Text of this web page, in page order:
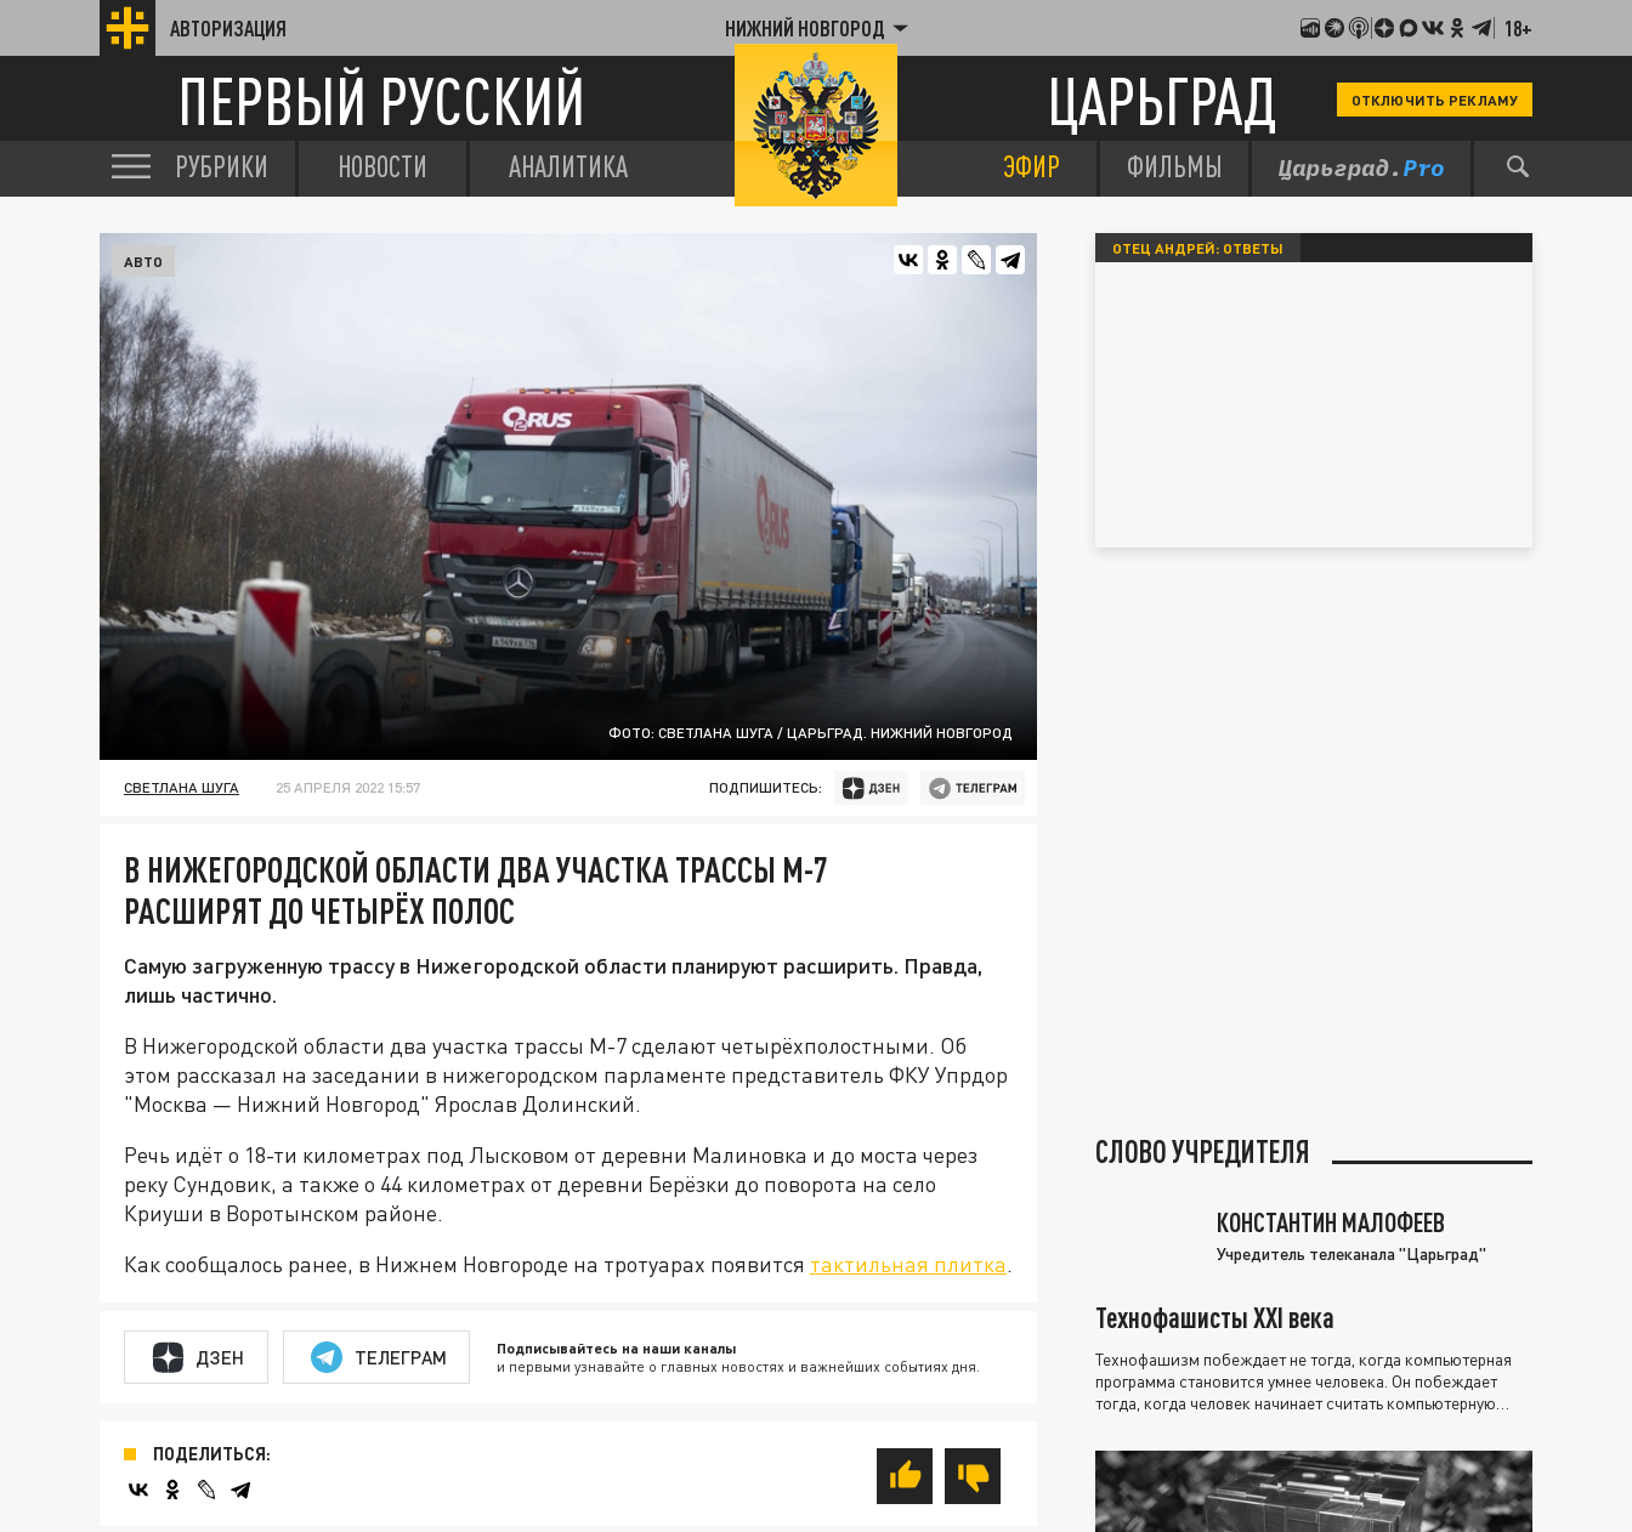
АВТОРИЗАЦИЯ НИЖНИЙ НОВГОРОД 18+
ПЕРВЫЙ РУССКИЙ ЦАРЬГРАД ОТКЛЮЧИТЬ РЕКЛАМУ
РУБРИКИ НОВОСТИ АНАЛИТИКА ЭФИР ФИЛЬМЫ
ФОТО: СВЕТЛАНА ШУГА / ЦАРЬГРАД. НИЖНИЙ НОВГОРОД
АВТО
СВЕТЛАНА ШУГА 25 АПРЕЛЯ 2022 15:57 ПОДПИШИТЕСЬ:
В НИЖЕГОРОДСКОЙ ОБЛАСТИ ДВА УЧАСТКА ТРАССЫ М-7
РАСШИРЯТ ДО ЧЕТЫРЁХ ПОЛОС
Самую загруженную трассу в Нижегородской области планируют расширить. Правда,
лишь частично.
В Нижегородской области два участка трассы М-7 сделают четырёхполостными. Об
этом рассказал на заседании в нижегородском парламенте представитель ФКУ Упрдор
"Москва — Нижний Новгород" Ярослав Долинский.
Речь идёт о 18-ти километрах под Лысковом от деревни Малиновка и до моста через
реку Сундовик, а также о 44 километрах от деревни Берёзки до поворота на село
Криуши в Воротынском районе.
Как сообщалось ранее, в Нижнем Новгороде на тротуарах появится тактильная плитка.
ДЗЕН ТЕЛЕГРАМ Подписывайтесь на наши каналы
и первыми узнавайте о главных новостях и важнейших событиях дня.
ПОДЕЛИТЬСЯ:
ОТЕЦ АНДРЕЙ: ОТВЕТЫ
СЛОВО УЧРЕДИТЕЛЯ
КОНСТАНТИН МАЛОФЕЕВ
Учредитель телеканала "Царьград"
Технофашисты XXI века
Технофашизм побеждает не тогда, когда компьютерная
программа становится умнее человека. Он побеждает
тогда, когда человек начинает считать компьютерную